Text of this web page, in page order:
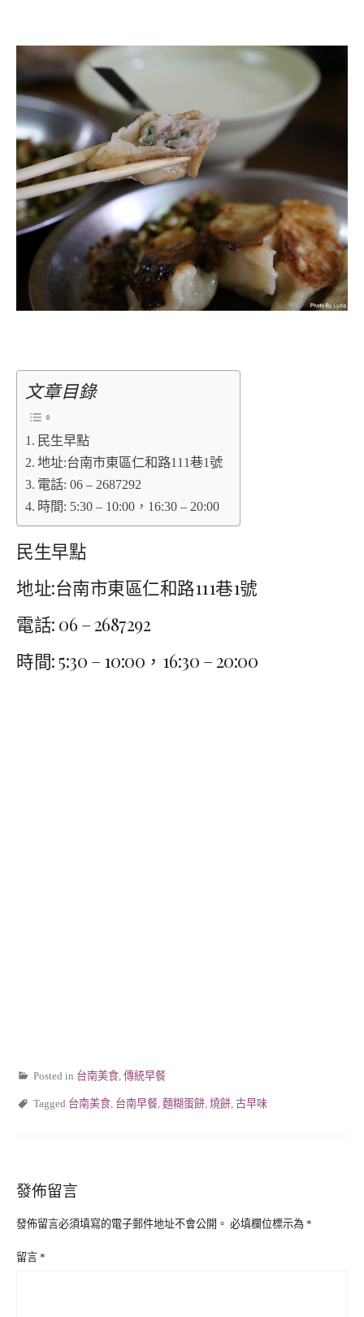
文章目錄
民生早點
地址:台南市東區仁和路111巷1號
電話: 06 – 2687292
時間: 5:30 – 10:00，16:30 – 20:00
民生早點
地址:台南市東區仁和路111巷1號
電話: 06 – 2687292
時間: 5:30 – 10:00，16:30 – 20:00
Posted in 台南美食 傳統早餐
Tagged 台南美食 台南早餐 麵糊蛋餅 燒餅 古早味
發佈留言
發佈留言必須填寫的電子郵件地址不會公開。 必填欄位標示為 *
留言 *